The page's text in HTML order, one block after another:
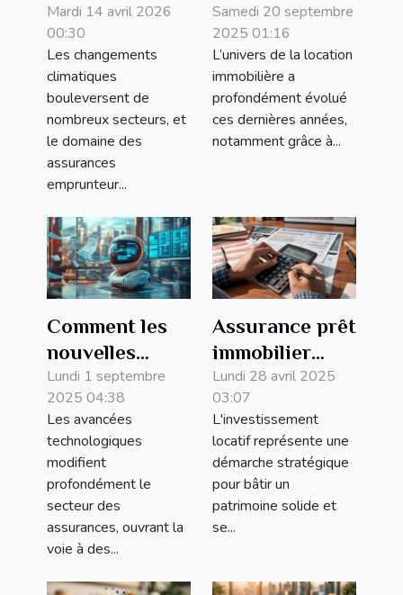
climatiques
affectent-ils
les assurances
emprunteur ?
Mardi 14 avril 2026
00:30
Les changements
climatiques
bouleversent de
nombreux secteurs, et
le domaine des
assurances
emprunteur...
meilleure
garantie de
loyer flexible
et sans dépôt ?
Samedi 20 septembre
2025 01:16
L’univers de la location
immobilière a
profondément évolué
ces dernières années,
notamment grâce à...
Comment les
nouvelles
technologies
transforment-
elles les
assurances ?
Lundi 1 septembre
2025 04:38
Les avancées
technologiques
modifient
profondément le
secteur des
assurances, ouvrant la
voie à des...
Assurance prêt
immobilier
pour
investisseurs
locatifs
optimisation
fiscale et
protection de
vos biens
Lundi 28 avril 2025
03:07
L'investissement
locatif représente une
démarche stratégique
pour bâtir un
patrimoine solide et
se...